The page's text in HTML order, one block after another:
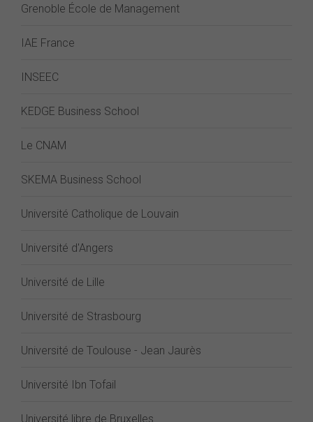
Grenoble École de Management
IAE France
INSEEC
KEDGE Business School
Le CNAM
SKEMA Business School
Université Catholique de Louvain
Université d'Angers
Université de Lille
Université de Strasbourg
Université de Toulouse - Jean Jaurès
Université Ibn Tofail
Université libre de Bruxelles